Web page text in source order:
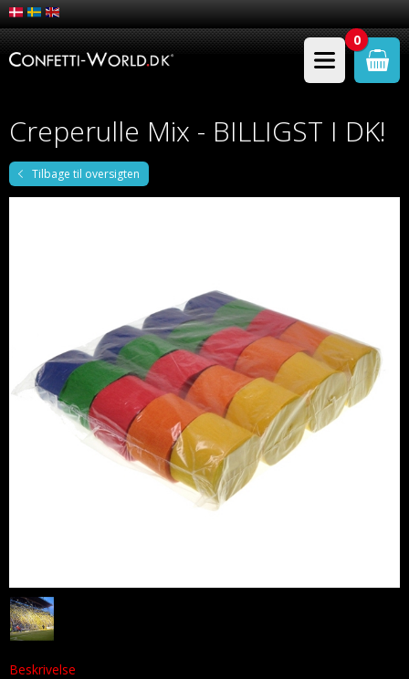
0
Creperulle Mix - BILLIGST I DK!
Tilbage til oversigten
Beskrivelse